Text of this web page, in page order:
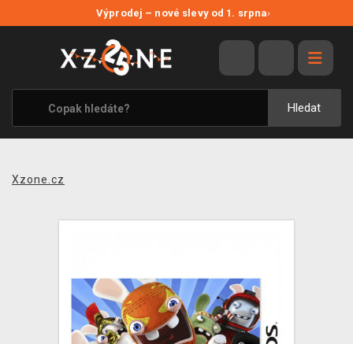
Výprodej – nové slevy od 1. srpna›
Hledat
VÝPRODEJ
VIDEOHRY
XZONE ORIGINALS
TÉMATIKY
KONTAKT
PRODEJNY
Xzone.cz